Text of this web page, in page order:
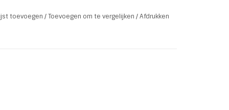
toevoegen /Toevoegen om te vergelijken /Afdrukken